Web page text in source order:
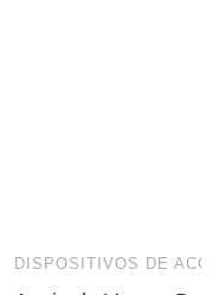
DISPOSITIVOS DE